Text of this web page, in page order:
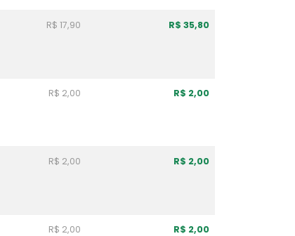
R$ 17,90 R$ 35,80
R$ 2,00 R$ 2,00
R$ 2,00 R$ 2,00
R$ 2,00 R$ 2,00